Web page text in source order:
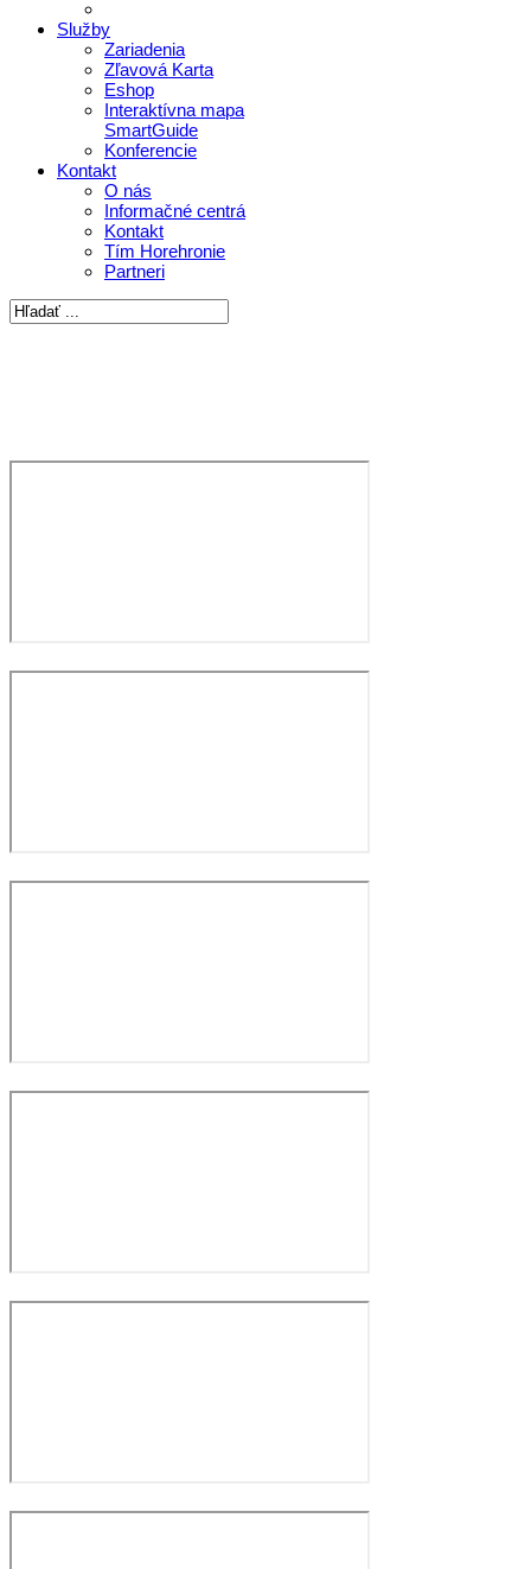
Služby
Zariadenia
Zľavová Karta
Eshop
Interaktívna mapa
SmartGuide
Konferencie
Kontakt
O nás
Informačné centrá
Kontakt
Tím Horehronie
Partneri